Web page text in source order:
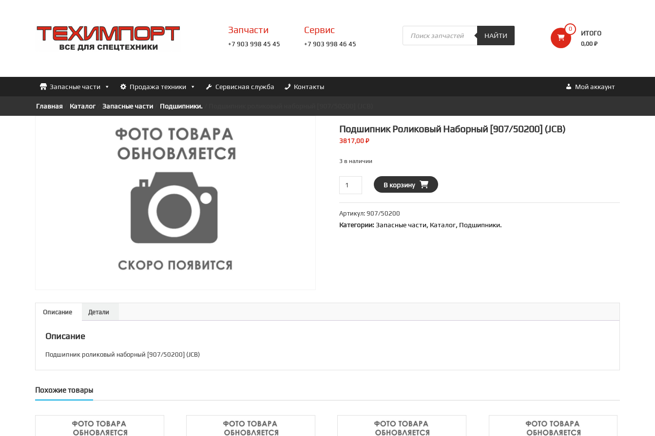
содержимомуТЕХИМПОРТ
Всё
0
ИТОГО
0,00 ₽
Запчасти
+7 903 998 45 45
Сервис
+7 903 998 46 45
Поиск
товаров
НАЙТИ
Запасные части Мой аккаунт
Продажа техники Сервисная служба Контакты
Главная Каталог/ Запасные части Подшипники.
Подшипник Роликовый Наборный [907/50200] (JCB)
3817,00 ₽
3 в наличии
Количество
товара
Подшипник
роликовый
наборный
В корзину
Артикул: 907/50200
Категории: Запасные части, Каталог, Подшипники.
Описание Детали
Описание
Подшипник роликовый наборный [907/50200] (JCB)
Похожие товары